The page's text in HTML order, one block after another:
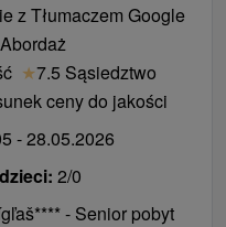
z Tłumaczem Google
★7.5 Sąsiedztwo
ceny do jakości
- 28.05.2026
2/0
- Senior pobyt